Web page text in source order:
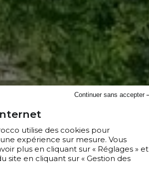
utilise des cookies pour
expérience sur mesure. Vous
plus en cliquant sur « Réglages » et
site en cliquant sur « Gestion des
Continuer sans accepter